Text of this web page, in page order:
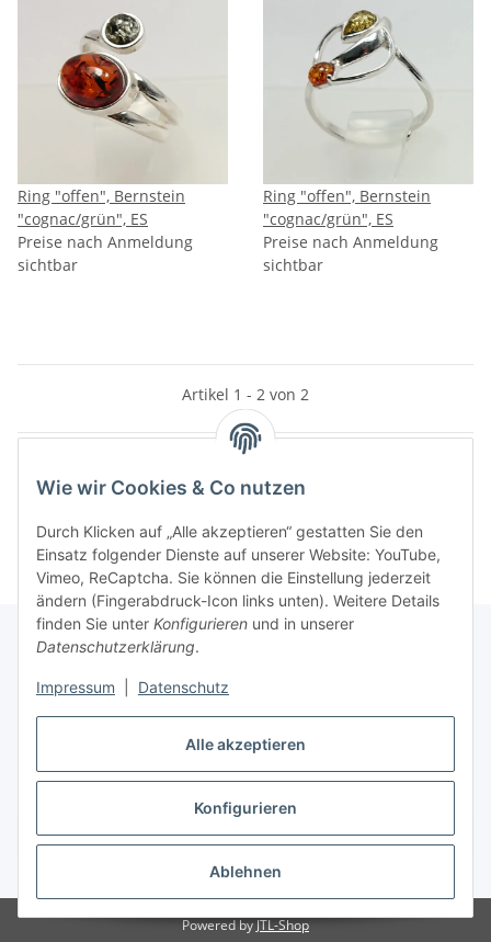
Alle akzeptieren
Konfigurieren
Ablehnen
Wie wir Cookies & Co nutzen
Durch Klicken auf „Alle akzeptieren“ gestatten Sie den
Einsatz folgender Dienste auf unserer Website: YouTube,
Vimeo, ReCaptcha. Sie können die Einstellung jederzeit
ändern (Fingerabdruck-Icon links unten). Weitere Details
finden Sie unter Konfigurieren und in unserer
Datenschutzerklärung.
Impressum Datenschutz
Ring "offen", Bernstein
"cognac/grün", ES
Preise nach Anmeldung
sichtbar
Ring "offen", Bernstein
"cognac/grün", ES
Preise nach Anmeldung
sichtbar
Artikel 1 - 2 von 2
Informationen
Gesetzliche Informationen
Vertrag widerrufen
* Alle Preise zzgl. gesetzlicher USt., zzgl.Versand
Powered byJTL-Shop